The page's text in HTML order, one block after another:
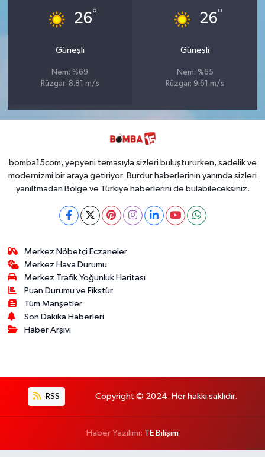
26°
Güneşli
Nem: %69
Rüzgar: 8.81 m/s
26°
Güneşli
Nem: %65
Rüzgar: 9.61 m/s
bomba15com, yepyeni temasıyla sizleri buluştururken, sadelik ve
modernizmi bir araya getiriyor. Burdur haberlerinin yanında sizleri
yanıltmadan Bölge ve Türkiye haberlerini de bulabileceksiniz.
Merkez Nöbetçi Eczaneler
Merkez Hava Durumu
Merkez Trafik Yoğunluk Haritası
Puan Durumu ve Fikstür
Tüm Manşetler
Son Dakika Haberleri
Haber Arşivi
RSS Copyright © 2024. Her hakkı saklıdır.
Haber Yazılımı: TE Bilişim